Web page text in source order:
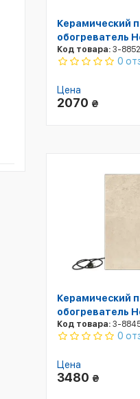
Керамический
обогреватель
Код товара: 3-8852
0
Цена
2070 ₴
Керамический
обогреватель
Код товара: 3-
0
Цена
3480 ₴